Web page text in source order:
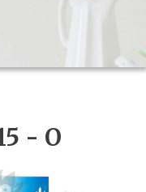
- O